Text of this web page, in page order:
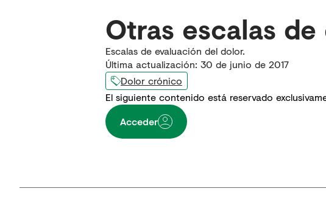
Otras escalas
Escalas de evaluación del dolor.
Última actualización: 30 de junio de 2017
Dolor crónico
El siguiente contenido está reservado
Acceder